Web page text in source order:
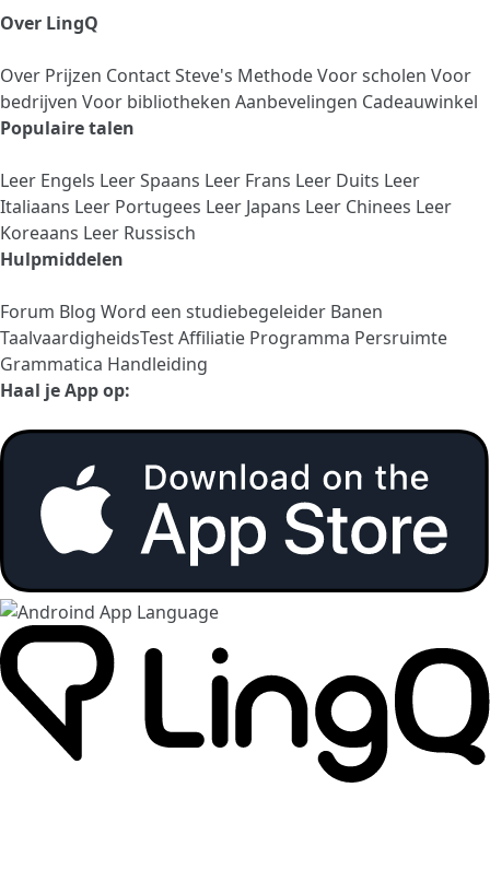
Over LingQ
Over Prijzen ContactSteve's MethodeVoor scholen Voor
bedrijven Voor bibliotheken Aanbevelingen Cadeauwinkel
Populaire talen
Leer Engels Leer Spaans Leer Frans Leer Duits Leer
Italiaans Leer Portugees Leer Japans Leer Chinees Leer
Koreaans Leer Russisch
Hulpmiddelen
Forum Blog Word een studiebegeleider Banen
TaalvaardigheidsTestAffiliatie Programma Persruimte
Grammatica Handleiding
Haal je App op: